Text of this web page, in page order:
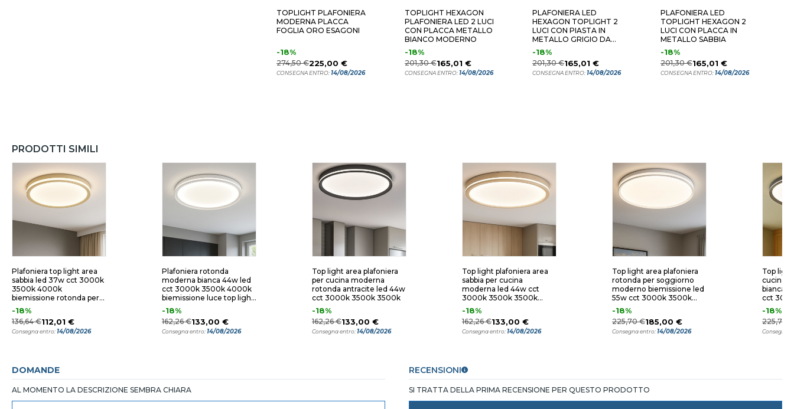
TOPLIGHT PLAFONIERA
MODERNA PLACCA
FOGLIA ORO ESAGONI
-18%
274,50 €225,00 €
CONSEGNA ENTRO:14/08/2026
TOPLIGHT HEXAGON
PLAFONIERA LED 2 LUCI
CON PLACCA METALLO
BIANCO MODERNO
-18%
201,30 €165,01 €
CONSEGNA ENTRO:14/08/2026
PLAFONIERA LED
HEXAGON TOPLIGHT 2
LUCI CON PIASTA IN
METALLO GRIGIO DA
INGRESSO
-18%
201,30 €165,01 €
CONSEGNA ENTRO:14/08/2026
PLAFONIERA LED
TOPLIGHT HEXAGON 2
LUCI CON PLACCA IN
METALLO SABBIA
-18%
201,30 €165,01 €
CONSEGNA ENTRO:14/08/2026
PRODOTTI SIMILI
Plafoniera top light area
sabbia led 37w cct 3000k
3500k 4000k
biemissione rotonda per
soggiorno
-18%
136,64 €112,01 €
Consegna entro:14/08/2026
Plafoniera rotonda
moderna bianca 44w led
cct 3000k 3500k 4000k
biemissione luce top light
area
-18%
162,26 €133,00 €
Consegna entro:14/08/2026
Top light area plafoniera
per cucina moderna
rotonda antracite led 44w
cct 3000k 3500k 3500k
-18%
162,26 €133,00 €
Consegna entro:14/08/2026
Top light plafoniera area
sabbia per cucina
moderna led 44w cct
3000k 3500k 3500k
rotonda
-18%
162,26 €133,00 €
Consegna entro:14/08/2026
Top light area plafoniera
rotonda per soggiorno
moderno biemissione led
55w cct 3000k 3500k
4000k
-18%
225,70 €185,00 €
Consegna entro:14/08/2026
Top
cucina
bianca
cct
-18%
225,70
Consegna
DOMANDE
AL MOMENTO LA DESCRIZIONE SEMBRA CHIARA
RECENSIONI
SI TRATTA DELLA PRIMA RECENSIONE PER QUESTO PRODOTTO